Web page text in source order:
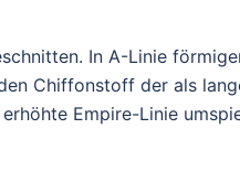
In A-Linie
Chiffonstoff der als
Empire-Linie